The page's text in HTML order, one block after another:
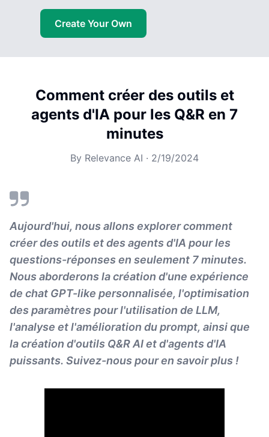
Create Your Own
Comment créer des outils et
agents d'IA pour les Q&R en 7
minutes
By Relevance AI · 2/19/2024
Aujourd'hui, nous allons explorer comment
créer des outils et des agents d'IA pour les
questions-réponses en seulement 7 minutes.
Nous aborderons la création d'une expérience
de chat GPT-like personnalisée, l'optimisation
des paramètres pour l'utilisation de LLM,
l'analyse et l'amélioration du prompt, ainsi que
la création d'outils Q&R AI et d'agents d'IA
puissants. Suivez-nous pour en savoir plus !